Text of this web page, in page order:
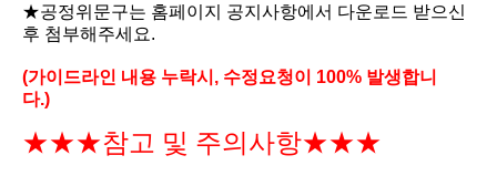
★공정위문구는 홈페이지 공지사항에서 다운로드 받으신
후 첨부해주세요.
(가이드라인 내용 누락시, 수정요청이 100% 발생합니
다.)
★★★참고 및 주의사항★★★